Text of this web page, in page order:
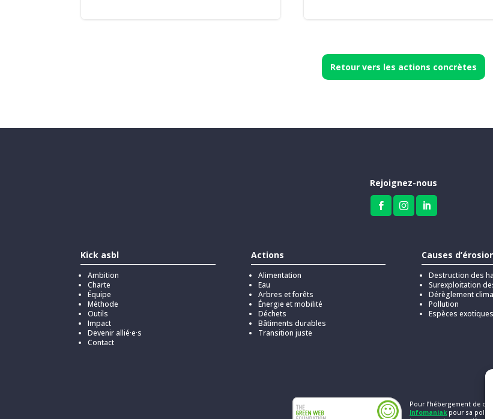
Retour vers les actions concrètes
Rejoignez-nous
  
Kick asbl
Ambition
Charte
Équipe
Méthode
Outils
Impact
Devenir allié·e·s
Contact
Actions
Alimentation
Eau
Arbres et forêts
Énergie et mobilité
Déchets
Bâtiments durables
Transition juste
Causes
Destruction des
Surexploitation
Dérèglement
Pollution
Espèces
Pour l’hébergement de ce
Infomaniak pour sa